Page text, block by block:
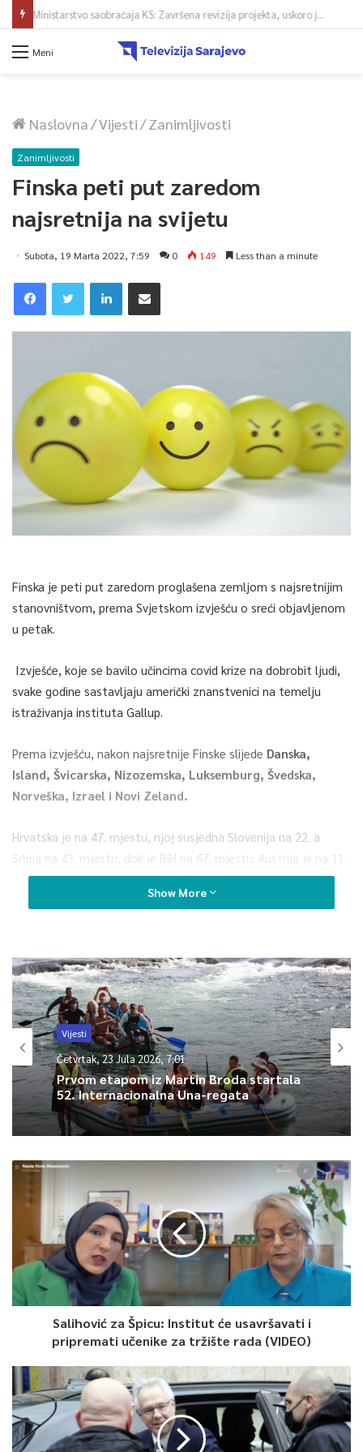
Meni
Naslovna/Vijesti/Zanimljivosti
Zanimljivosti
Finska peti put zaredom
najsretnija na svijetu
Subota, 19 Marta 2022, 7:59 0 149 Less than a minute
Finska je peti put zaredom proglašena zemljom s najsretnijim
stanovništvom, prema Svjetskom izvješću o sreći objavljenom
u petak.
Izvješće, koje se bavilo učincima covid krize na dobrobit ljudi,
svake godine sastavljaju američki znanstvenici na temelju
istraživanja instituta Gallup.
Prema izvješću, nakon najsretnije Finske slijede Danska,
Island, Švicarska, Nizozemska, Luksemburg, Švedska,
Norveška, Izrael i Novi Zeland.
Hrvatska je na 47. mjestu, njoj susjedna Slovenija na 22. a
Srbija na 43. mjestu, dok je BiH na 67. mjestu. Austrija je na 11.
mjestu, Njemačka na 14., 15. mjesto ide Kanadi, a Sjedinjene
Libanon i Venezuela, prenosi Hina.
0
Article Rating
Show More
Vijesti
Četvrtak, 23 Jula 2026, 7:01
Prvom etapom iz Martin Broda startala
52. Internacionalna Una-regata
Salihović za Špicu: Institut će usavršavati i
pripremati učenike za tržište rada (VIDEO)